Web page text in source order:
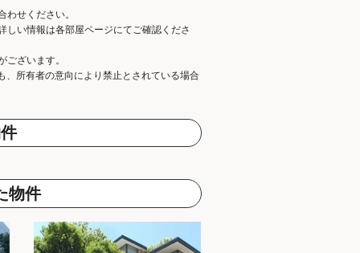
せください。
い情報は各部屋ページにてご確認くださ
ざいます。
所有者の意向により禁止とされている場合
物件